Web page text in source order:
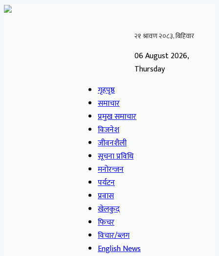
06 August 2026,
Thursday
गृहपृष्ठ
समाचार
प्रमुख समाचार
विजनेश
जीवनशैली
सूचना प्रविधि
मनोरन्जन
पर्यटन
प्रवास
खेलकुद
फिचर
विचार/ब्लग
English News